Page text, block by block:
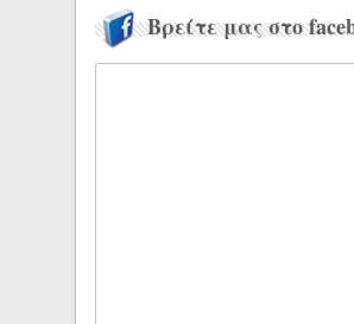
Βρείτε μας στο